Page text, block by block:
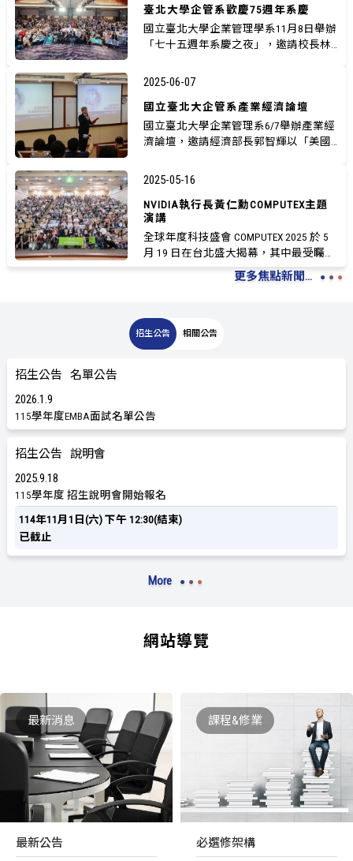
臺北大學企管系歡慶75週年系慶
國立臺北大學企業管理學系11月8日舉辦
「七十五週年系慶之夜」，邀請校長林
2025-06-07
國立臺北大企管系產業經濟論壇
國立臺北大學企業管理系6/7舉辦產業經
濟論壇，邀請經濟部長郭智輝以「美國
2025-05-16
NVIDIA執行長黃仁勳COMPUTEX主題
演講
全球年度科技盛會 COMPUTEX 2025 於 5
月 19 日在台北盛大揭幕，其中最受矚目
的焦點...
更多焦點新聞...
招生公告 相關公告
招生公告
名單公告
2026 1 9
115學年度EMBA面試名單公告
招生公告
說明會
20259 18
115學年度 招生說明會開始報名
114年11月1日(六) 下午 12:30(結束)
已截止
More
網站導覽
最新消息
最新公告
課程&修業
必選修架構